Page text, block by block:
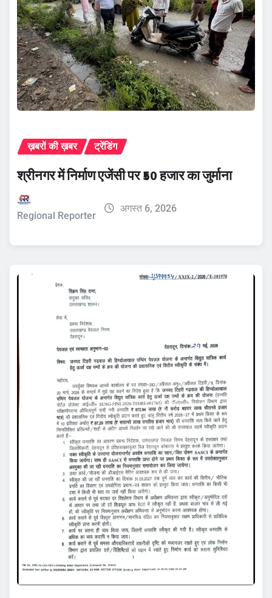
ख़बरों की ख़बर ट्रेंडिंग
श्रीनगर में निर्माण एजेंसी पर ₹50 हजार का जुर्माना
Regional Reporter
अगस्त 6, 2026